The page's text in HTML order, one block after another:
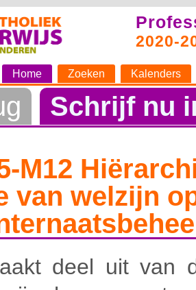
2020-
Home Zoeken Kalenders
Schrijf nu
M12
van welzijn
deel uit van